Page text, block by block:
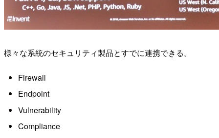
様々な系統のセキュリティ製品とすでに連携できる。
Firewall
Endpoint
Vulnerability
Compliance